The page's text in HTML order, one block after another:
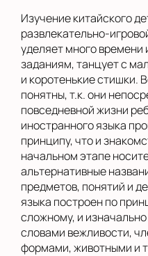
Изучение китайского
развлекательно-
уделяет много времени
заданиям, танцует с
и коротенькие стишки.
понятны, т.к. они
повседневной жизни
иностранного языка
принципу, что и
начальном этапе
альтернативные
предметов, понятий и
языка построен по
сложному, и
словами вежливости,
формами, животными и